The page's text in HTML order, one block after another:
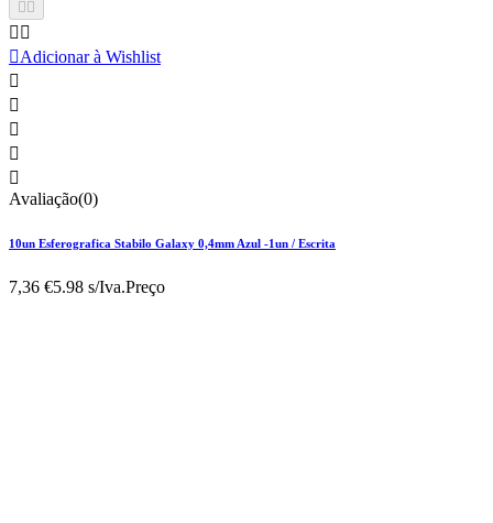
 
 
Adicionar à Wishlist





Avaliação(0)
10un Esferografica Stabilo Galaxy 0,4mm Azul -1un / Escrita
7,36 €5.98 s/Iva.Preço